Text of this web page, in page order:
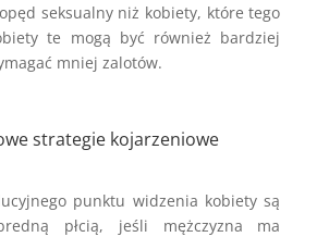
seksualny niż kobiety, które tego
te mogą być również bardziej
mniej zalotów.
strategie kojarzeniowe
punktu widzenia kobiety są
płcią, jeśli mężczyzna ma